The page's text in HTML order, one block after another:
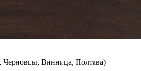
Черновцы, Винница, Полтава)